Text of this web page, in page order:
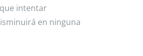
intentar
en ninguna